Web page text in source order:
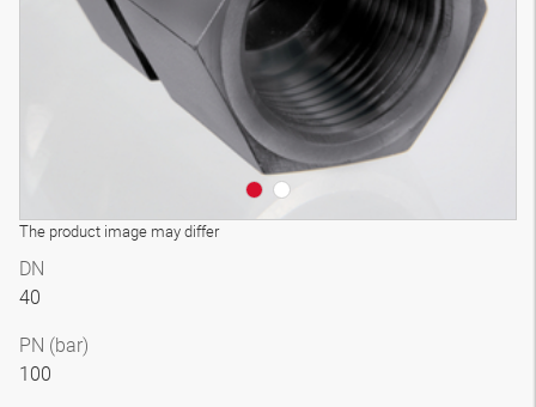
The product image may differ
DN
40
PN (bar)
100